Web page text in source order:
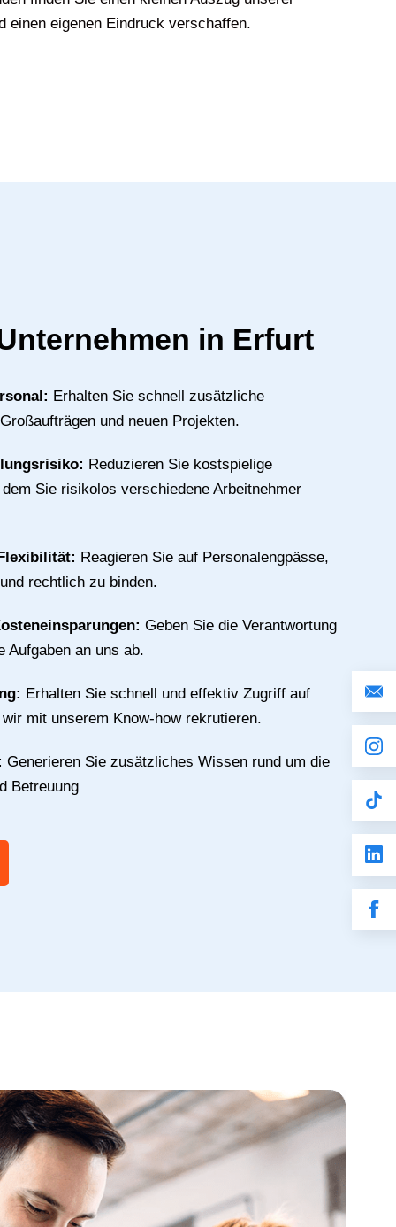
einen eigenen Eindruck verschaffen.
in Erfurt
Erhalten Sie schnell zusätzliche
und neuen Projekten.
Reduzieren Sie kostspielige
Sie risikolos verschiedene Arbeitnehmer
Reagieren Sie auf Personalengpässe,
rechtlich zu binden.
Geben Sie die Verantwortung
Aufgaben an uns ab.
Erhalten Sie schnell und effektiv Zugriff auf
mit unserem Know-how rekrutieren.
Generieren Sie zusätzliches Wissen rund um die
Betreuung